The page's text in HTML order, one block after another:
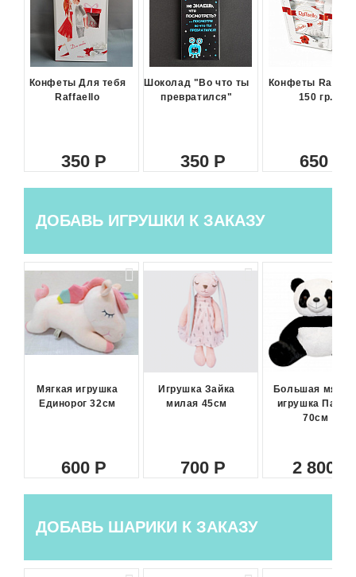
Конфеты Для тебя
Raffaello
350
Шоколад "Во что ты
превратился"
350
Конфеты
150 гр.
650
ДОБАВЬ ИГРУШКИ К ЗАКАЗУ
Мягкая игрушка
Единорог 32см
600
Игрушка Зайка
милая 45см
700
Большая
игрушка Панда
70см
2 800
ДОБАВЬ ШАРИКИ К ЗАКАЗУ